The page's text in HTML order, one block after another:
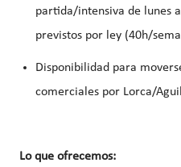
partida/intensiva de lunes
previstos por ley (40h/
Disponibilidad para
comerciales por Lorca/
Lo que ofrecemos: